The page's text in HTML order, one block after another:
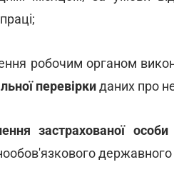
робочим органом
перевіркиданих про
застрахованої особи
державного